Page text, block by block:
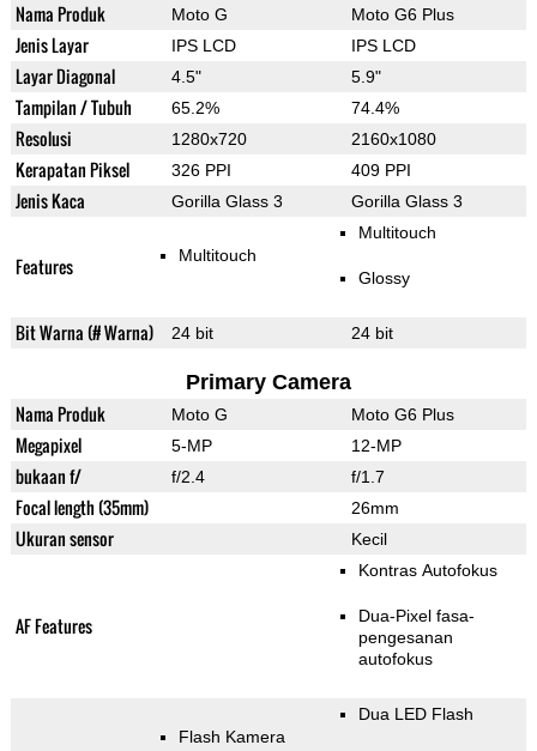
Nama Produk Moto G Moto G6 Plus
Jenis Layar IPS LCD IPS LCD
Layar Diagonal 4.5" 5.9"
Tampilan / Tubuh 65.2% 74.4%
Resolusi 1280x720 2160x1080
Kerapatan Piksel 326 PPI 409 PPI
Jenis Kaca Gorilla Glass 3 Gorilla Glass 3
Features Multitouch
Multitouch
Glossy
Bit Warna (# Warna) 24 bit 24 bit
Primary Camera
Nama Produk Moto G Moto G6 Plus
Megapixel 5-MP 12-MP
bukaan f/ f/2.4 f/1.7
Focal length (35mm) 26mm
Ukuran sensor Kecil
AF Features
Kontras Autofokus
Dua-Pixel fasa-
pengesanan
autofokus
Flash Kamera
Dua LED Flash